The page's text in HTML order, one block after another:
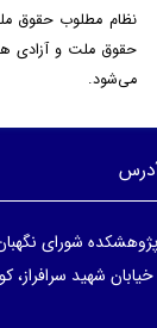
حقوق ملت و آزادی
می‌شود.
شورای
شهید سرافراز،